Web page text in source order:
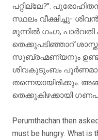
പറ്റില്ലേ?".
സ്ഥലം വീക്ഷിച്ചു-
മുന്നിൽ ഗംഗ, പാർവതി
തെക്കുപടിഞ്ഞാറ്
സുബ്രഹ്മണ്യനും ഉണ്ട്.
ശിവകുടുംബം
തന്നെയായിരിക്കും.
തെക്കുകിഴക്കായി
Perumthachan then
must be hungry. What is